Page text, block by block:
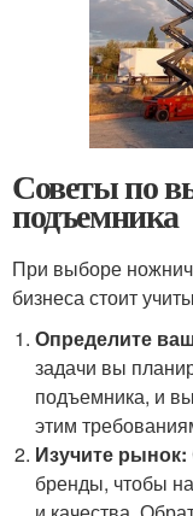
Советы по
подъемника
При выборе
бизнеса стоит
Определите
задачи вы
подъемника, и
этим
Изучите рынок:
бренды, чтобы